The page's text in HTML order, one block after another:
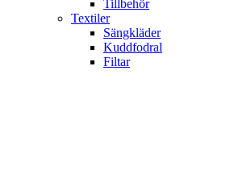
Tillbehör
Textiler
Sängkläder
Kuddfodral
Filtar